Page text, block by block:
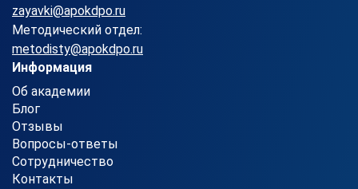
zayavki@apokdpo.ru
Методический отдел:
metodisty@apokdpo.ru
Информация
Об академии
Блог
Отзывы
Вопросы-ответы
Сотрудничество
Контакты